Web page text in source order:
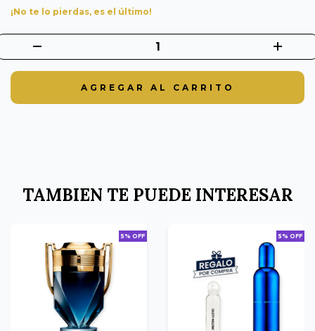
¡No te lo pierdas, es el último!
TAMBIEN TE PUEDE INTERESAR
5% OFF 5% OFF